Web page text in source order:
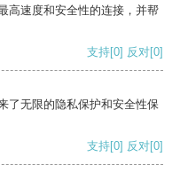
高速度和安全性的连接，并帮
支持[0] 反对[0]
了无限的隐私保护和安全性保
支持[0] 反对[0]